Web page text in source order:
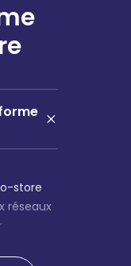
store
réseaux